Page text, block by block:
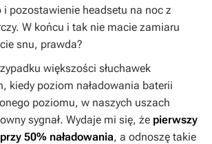
i pozostawienie headsetu na noc z
W końcu i tak nie macie zamiaru
snu, prawda?
większości słuchawek
kiedy poziom naładowania baterii
poziomu, w naszych uszach
sygnał. Wydaje mi się, że pierwszy
50% naładowania, a odnoszę takie